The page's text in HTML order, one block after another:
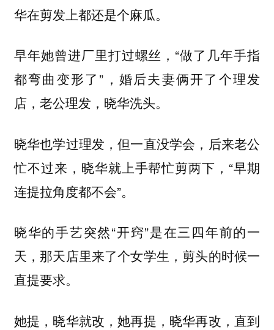
华在剪发上都还是个麻瓜。
早年她曾进厂里打过螺丝，“做了几年手指
都弯曲变形了”，婚后夫妻俩开了个理发
店，老公理发，晓华洗头。
晓华也学过理发，但一直没学会，后来老公
忙不过来，晓华就上手帮忙剪两下，“早期
连提拉角度都不会”。
晓华的手艺突然“开窍”是在三四年前的一
天，那天店里来了个女学生，剪头的时候一
直提要求。
她提，晓华就改，她再提，晓华再改，直到